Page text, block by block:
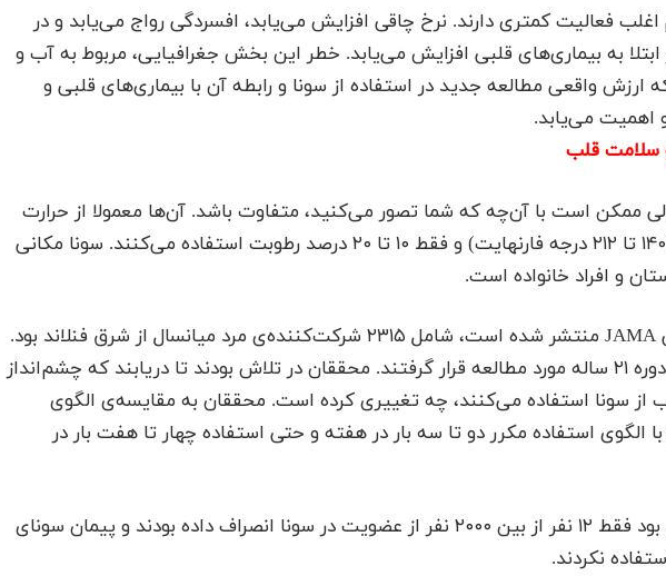
فعالیت کمتری دارند. نرخ چاقی افزایش می‌یابد، افسردگی رواج می‌یابد و در
به بیماری‌های قلبی افزایش می‌یابد. خطر این بخش جغرافیایی، مربوط به آب و
واقعی مطالعه جدید در استفاده از سونا و رابطه آن با بیماری‌های قلبی و
اهمیت می‌یابد.
سلامت قلب
ممکن است با آن‌چه که شما تصور می‌کنید، متفاوت باشد. آن‌ها معمولا از حرارت
خشک ۶۰ تا ۱۰۰ درجه سانتی‌گراد (۱۴۰ تا ۲۱۲ درجه فارنهایت) و فقط ۱۰ تا ۲۰ درصد رطوبت استفاده می‌کنند. سونا مکانی
و افراد خانواده است.
این مطالعه، که در مجله‌ی پزشکی JAMA منتشر شده است، شامل ۲۳۱۵ شرکت‌کننده‌ی مرد میانسال از شرق فنلاند بود.
این افراد به‌طور میانگین طی یک دوره ۲۱ ساله مورد مطالعه قرار گرفتند. محققان در تلاش بودند تا دریابند که چشم‌انداز
از سونا استفاده می‌کنند، چه تغییری کرده است. محققان به مقایسه‌ی الگوی
با الگوی استفاده مکرر دو تا سه بار در هفته و حتی استفاده چهار تا هفت بار در
از جنبه‌های جالب این مطالعه آن بود فقط ۱۲ نفر از بین ۲۰۰۰ نفر از عضویت در سونا انصراف داده بودند و پیمان سونای
نکردند.